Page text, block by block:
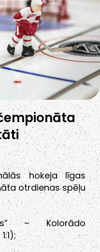
hokeja līgas
otrdienas spēļu
– Kolorādo